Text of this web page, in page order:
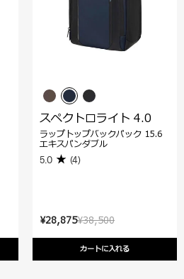
¥38,500
¥28,875
カートに入れる
スペクトロライト 4.0
ラップトップバックパック 15.6
エキスパンダブル
5.0 (4)